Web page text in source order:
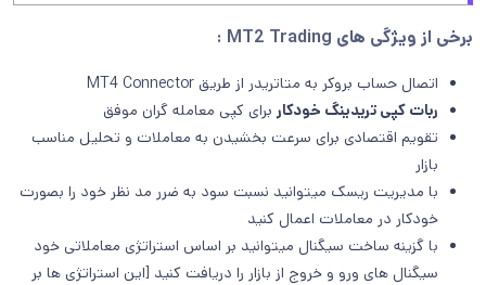
برخی از ویژگی های MT2 Trading :
اتصال حساب بروکر به متاتریدر از طریق MT4 Connector
ربات کپی تریدینگ خودکاربرای کپی معامله گران موفق
تقویم اقتصادی برای سرعت بخشیدن به معاملات و تحلیل مناسب
بازار
با مدیریت ریسک میتوانید نسبت سود به ضرر مد نظر خود را بصورت
خودکار در معاملات اعمال کنید
با گزینه ساخت سیگنال میتوانید بر اساس استراتژی معاملاتی خود
سیگنال های ورو و خروج از بازار را دریافت کنید [این استراتژی ها بر